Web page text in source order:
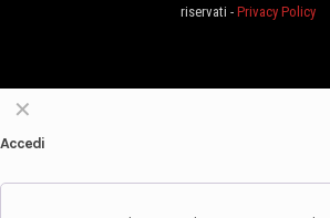
riservati - Privacy Policy
✕
Accedi